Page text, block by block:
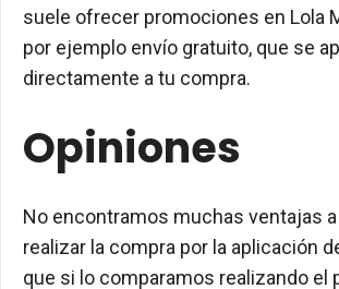
suele ofrecer promociones en Lola
por ejemplo envío gratuito, que se
directamente a tu compra.
Opiniones
No encontramos muchas ventajas a
realizar la compra por la aplicación
que si lo comparamos realizando el